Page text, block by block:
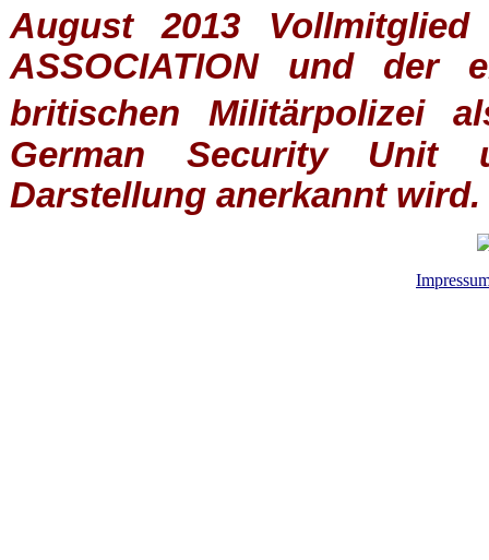
August 2013
ASSOCIATIONund der
britischen
Militärpolizei
German Security Unit
Darstellung anerkannt wird.